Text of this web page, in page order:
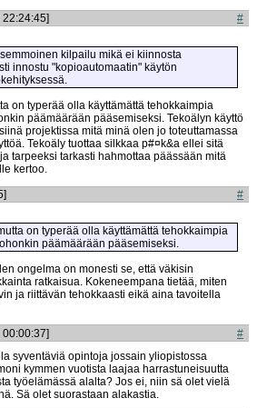
#
kilpailu mikä ei kiinnosta
innostu "kopioautomaatin" käytön
on typerää olla käyttämättä tehokkaimpia
päämäärään pääsemiseksi. Tekoälyn käyttö
projektissa mitä minä olen jo toteuttamassa
Tekoäly tuottaa silkkaa p#¤k&a ellei sitä
tarpeeksi tarkasti hahmottaa päässään mitä
kertoo.
#
on typerää olla käyttämättä tehokkaimpia
päämäärään pääsemiseksi.
ongelma on monesti se, että väkisin
ratkaisua. Kokeneempana tietää, miten
ja riittävän tehokkaasti eikä aina tavoitella
#
syventäviä opintoja jossain yliopistossa
kymmen vuotista laajaa harrastuneisuutta
työelämässä alalta? Jos ei, niin sä olet vielä
Sä olet suorastaan alakastia.